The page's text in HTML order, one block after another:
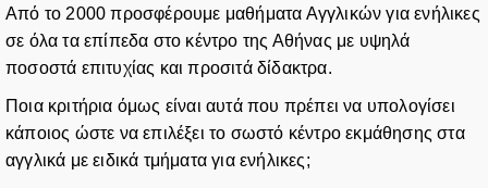
Από το 2000 προσφέρουμε μαθήματα Αγγλικών για ενήλικες
σε όλα τα επίπεδα στο κέντρο της Αθήνας με υψηλά
ποσοστά επιτυχίας και προσιτά δίδακτρα.
Ποια κριτήρια όμως είναι αυτά που πρέπει να υπολογίσει
κάποιος ώστε να επιλέξει το σωστό κέντρο εκμάθησης στα
αγγλικά με ειδικά τμήματα για ενήλικες;